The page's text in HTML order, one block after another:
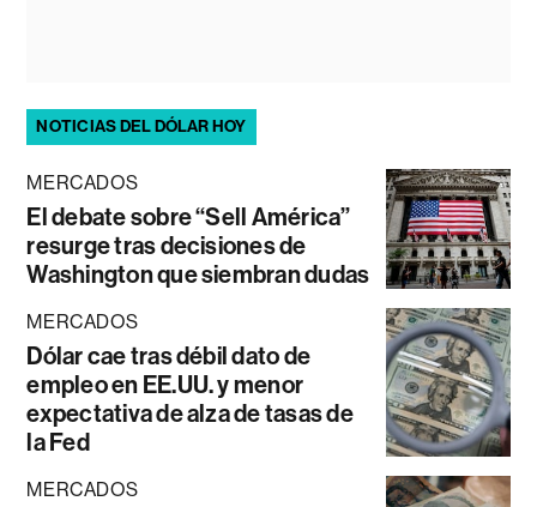
NOTICIAS DEL DÓLAR HOY
MERCADOS
El debate sobre “Sell América”
resurge tras decisiones de
Washington que siembran dudas
MERCADOS
Dólar cae tras débil dato de
empleo en EE.UU. y menor
expectativa de alza de tasas de
la Fed
MERCADOS